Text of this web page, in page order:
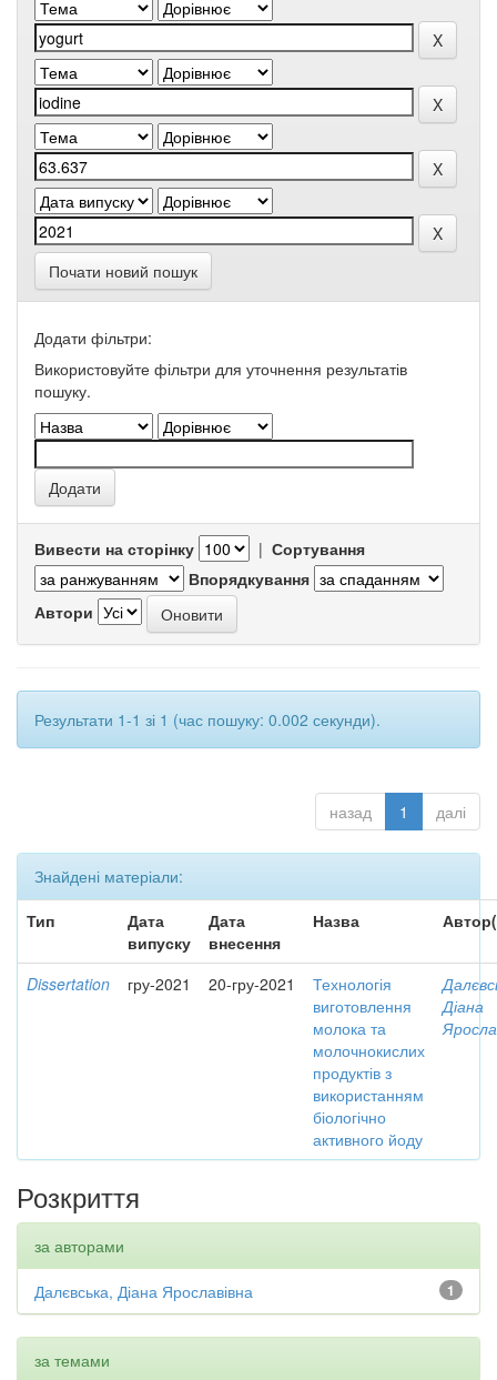
Почати новий пошук
Додати фільтри:
Використовуйте фільтри для уточнення результатів
пошуку.
Вивести на сторінку | Сортування
Впорядкування
Автори
Результати 1-1 зі 1 (час пошуку: 0.002 секунди).
назад 1 далі
Знайдені матеріали:
Тип
Дата
випуску
Дата
внесення
Назва
Dissertation гру-2021 20-гру-2021
Технологія
виготовлення
молока та
молочнокислих
продуктів з
використанням
біологічно
активного йоду
Діана
Розкриття
за авторами
1
Далєвська, Діана Ярославівна
за темами